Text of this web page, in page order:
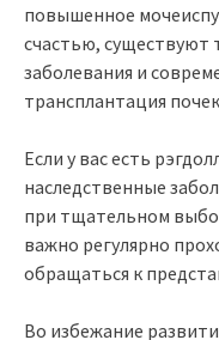
повышенное
счастью, существуют
заболевания и
трансплантация
Если у вас есть
наследственные
при тщательном
важно регулярно
обращаться к
Во избежание